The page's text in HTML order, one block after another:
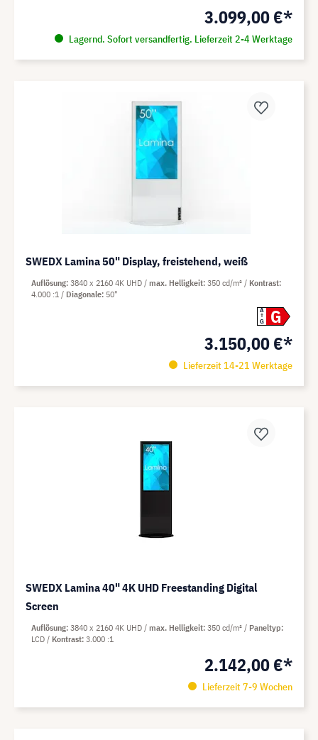
3.099,00 €*
Lagernd. Sofort versandfertig. Lieferzeit 2-4 Werktage
SWEDX Lamina 50" Display, freistehend, weiß
A
G
G
3.150,00 €*
Lieferzeit 14-21 Werktage
Auflösung 3840 x 2160 4K UHD max. Helligkeit 350 cd/m²
Kontrast
4.000 :1
Diagonale 50"
SWEDX Lamina 40" 4K UHD Freestanding Digital
Screen
2.142,00 €*
Lieferzeit 7-9 Wochen
Auflösung 3840 x 2160 4K UHD max. Helligkeit 350 cd/m²
Paneltyp
LCD
Kontrast 3.000 :1